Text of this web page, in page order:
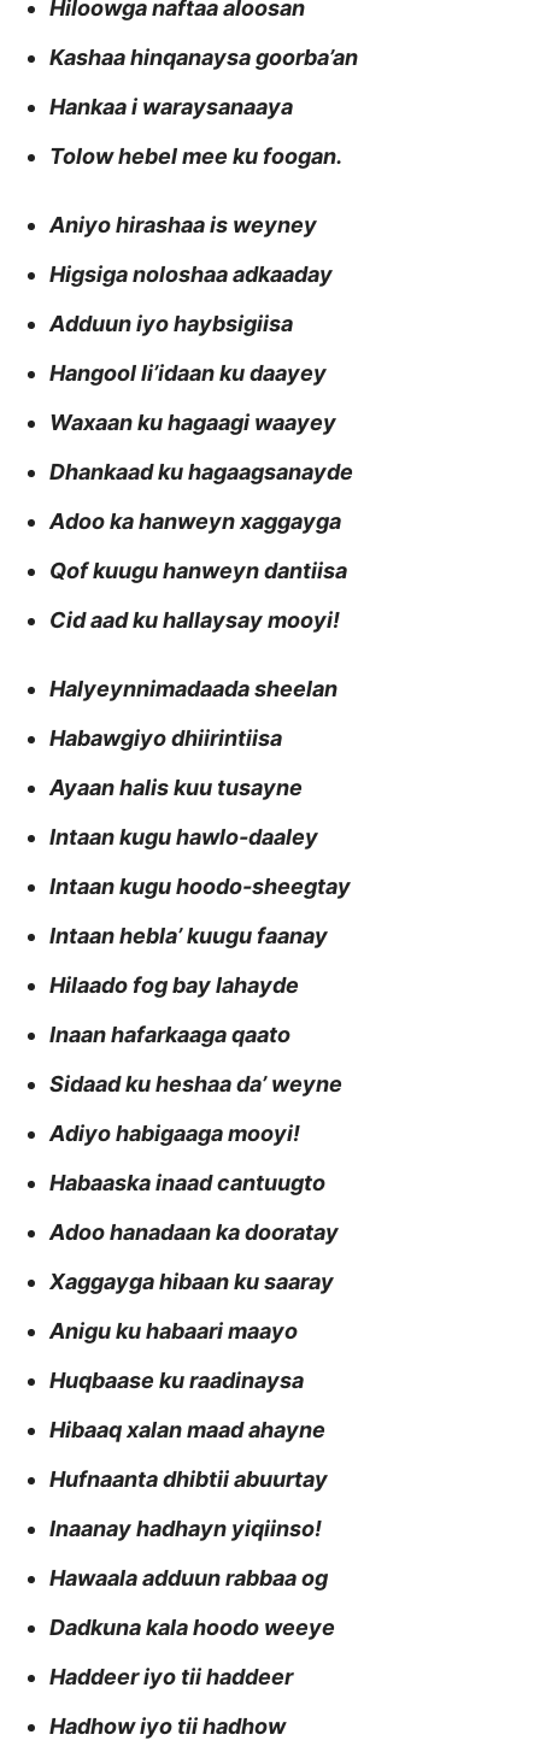
Hiloowga naftaa aloosan
Kashaa hinqanaysa goorba’an
Hankaa i waraysanaaya
Tolow hebel mee ku foogan.
Aniyo hirashaa is weyney
Higsiga noloshaa adkaaday
Adduun iyo haybsigiisa
Hangool li’idaan ku daayey
Waxaan ku hagaagi waayey
Dhankaad ku hagaagsanayde
Adoo ka hanweyn xaggayga
Qof kuugu hanweyn dantiisa
Cid aad ku hallaysay mooyi!
Halyeynnimadaada sheelan
Habawgiyo dhiirintiisa
Ayaan halis kuu tusayne
Intaan kugu hawlo-daaley
Intaan kugu hoodo-sheegtay
Intaan hebla’ kuugu faanay
Hilaado fog bay lahayde
Inaan hafarkaaga qaato
Sidaad ku heshaa da’ weyne
Adiyo habigaaga mooyi!
Habaaska inaad cantuugto
Adoo hanadaan ka dooratay
Xaggayga hibaan ku saaray
Anigu ku habaari maayo
Huqbaase ku raadinaysa
Hibaaq xalan maad ahayne
Hufnaanta dhibtii abuurtay
Inaanay hadhayn yiqiinso!
Hawaala adduun rabbaa og
Dadkuna kala hoodo weeye
Haddeer iyo tii haddeer
Hadhow iyo tii hadhow